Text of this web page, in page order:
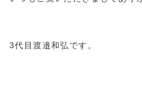
3代目渡邉和弘です。